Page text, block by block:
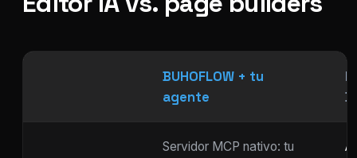
BUHOFLOW + tu
agente
Servidor MCP nativo: tu